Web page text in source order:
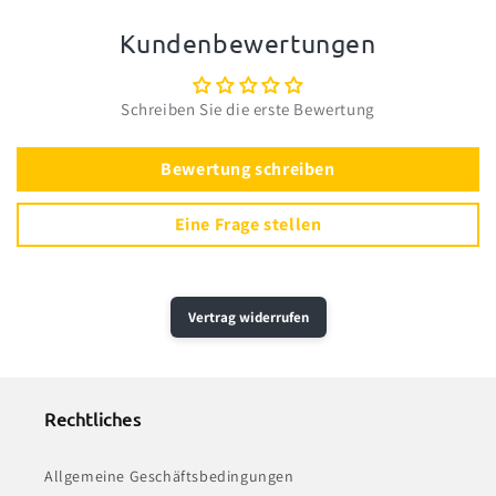
Kundenbewertungen
Schreiben Sie die erste Bewertung
Bewertung schreiben
Eine Frage stellen
Vertrag widerrufen
Rechtliches
Allgemeine Geschäftsbedingungen